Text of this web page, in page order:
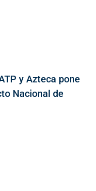
y Azteca pone
Nacional de